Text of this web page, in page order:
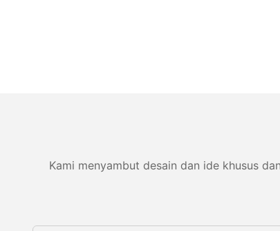
Kami menyambut desain dan ide khusus